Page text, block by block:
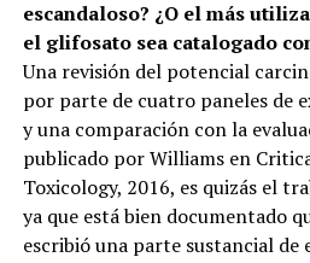
escandaloso? ¿O el más
el glifosato sea catalogado
Una revisión del potencial
por parte de cuatro paneles de
y una comparación con la
publicado por Williams en
Toxicology, 2016, es quizás el
ya que está bien documentado
escribió una parte sustancial de